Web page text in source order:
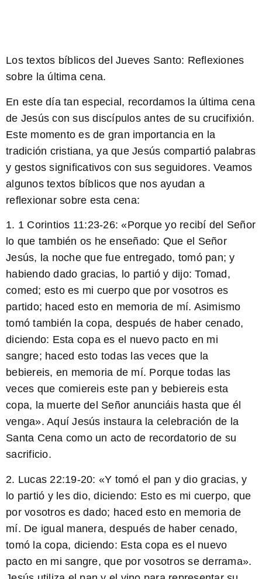
Los textos bíblicos del Jueves Santo: Reflexiones
sobre la última cena.
En este día tan especial, recordamos la última cena
de Jesús con sus discípulos antes de su crucifixión.
Este momento es de gran importancia en la
tradición cristiana, ya que Jesús compartió palabras
y gestos significativos con sus seguidores. Veamos
algunos textos bíblicos que nos ayudan a
reflexionar sobre esta cena:
1. 1 Corintios 11:23-26: «Porque yo recibí del Señor
lo que también os he enseñado: Que el Señor
Jesús, la noche que fue entregado, tomó pan; y
habiendo dado gracias, lo partió y dijo: Tomad,
comed; esto es mi cuerpo que por vosotros es
partido; haced esto en memoria de mí. Asimismo
tomó también la copa, después de haber cenado,
diciendo: Esta copa es el nuevo pacto en mi
sangre; haced esto todas las veces que la
bebiereis, en memoria de mí. Porque todas las
veces que comiereis este pan y bebiereis esta
copa, la muerte del Señor anunciáis hasta que él
venga». Aquí Jesús instaura la celebración de la
Santa Cena como un acto de recordatorio de su
sacrificio.
2. Lucas 22:19-20: «Y tomó el pan y dio gracias, y
lo partió y les dio, diciendo: Esto es mi cuerpo, que
por vosotros es dado; haced esto en memoria de
mí. De igual manera, después de haber cenado,
tomó la copa, diciendo: Esta copa es el nuevo
pacto en mi sangre, que por vosotros se derrama».